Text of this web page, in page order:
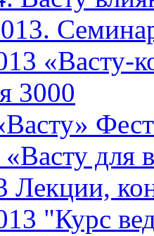
«Васту-
3000
для
Лекции,
"Курс